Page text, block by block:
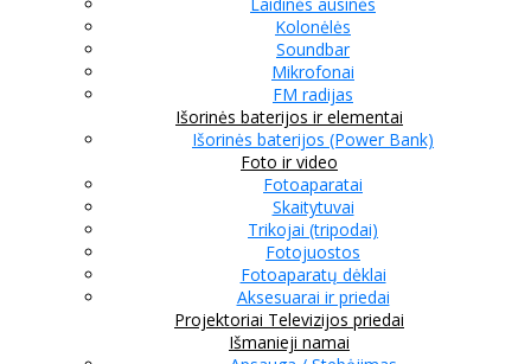
Kolonėlės
Soundbar
Mikrofonai
FM radijas
Išorinės baterijos ir elementai
Išorinės baterijos (Power Bank)
Foto ir video
Fotoaparatai
Skaitytuvai
Trikojai (tripodai)
Fotojuostos
Fotoaparatų dėklai
Aksesuarai ir priedai
Projektoriai Televizijos priedai
Išmanieji namai